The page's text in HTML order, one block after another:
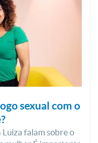
sexual com o
falam sobre o